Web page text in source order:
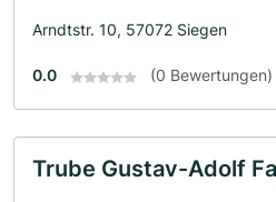
Arndtstr. 10, 57072 Siegen
0.0 (0 Bewertungen)
Trube Gustav-Adolf